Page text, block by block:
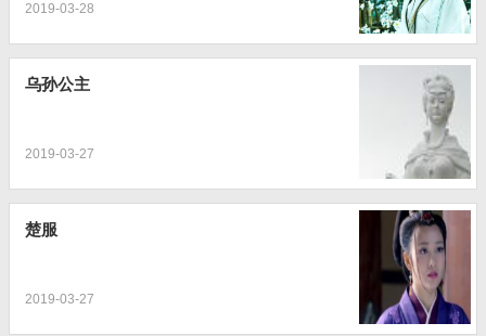
2019-03-28
乌孙公主
2019-03-27
楚服
2019-03-27